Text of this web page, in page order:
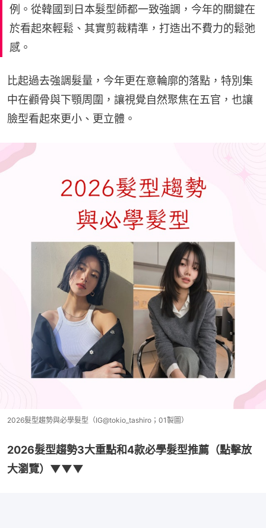
例。從韓國到日本髮型師都一致強調，今年的關鍵在
於看起來輕鬆、其實剪裁精準，打造出不費力的鬆弛
感。
比起過去強調髮量，今年更在意輪廓的落點，特別集
中在顴骨與下顎周圍，讓視覺自然聚焦在五官，也讓
臉型看起來更小、更立體。
2026髮型趨勢與必學髮型（IG@tokio_tashiro；01製圖）
2026髮型趨勢3大重點和4款必學髮型推薦（點擊放
大瀏覽）▼▼▼